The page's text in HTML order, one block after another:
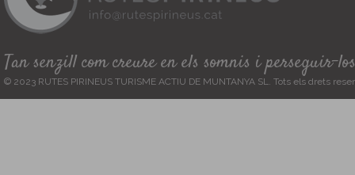
Tan senzill com creure en els somnis i perseguir-los
© 2023 RUTES PIRINEUS TURISME ACTIU DE MUNTANYA SL. Tots els drets